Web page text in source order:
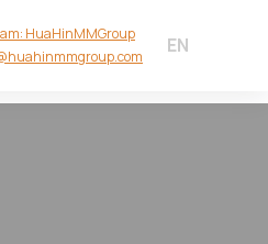
EN
HuaHinMMGroup